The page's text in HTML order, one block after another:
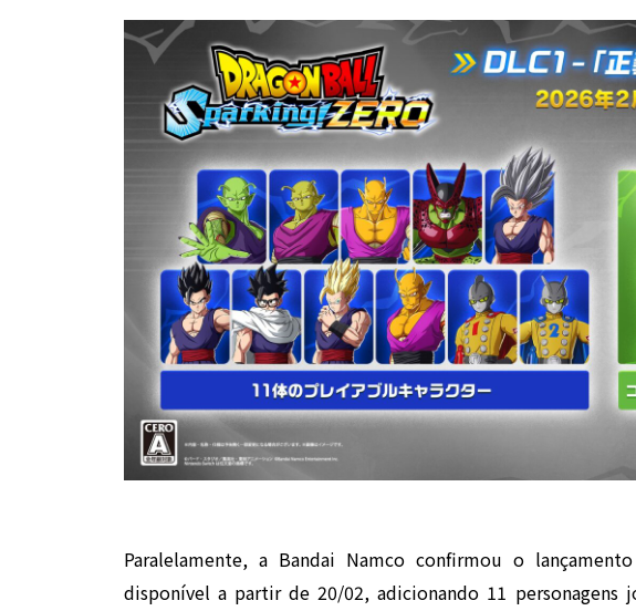
Paralelamente, a Bandai Namco confirmou o
disponível a partir de 20/02, adicionando 11 personagens